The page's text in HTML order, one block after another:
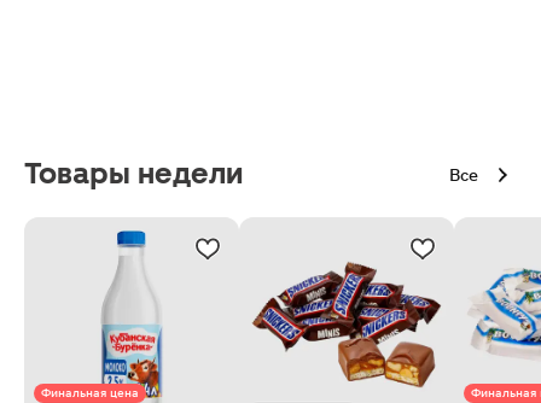
Товары недели Все
Финальная цена
Финальная